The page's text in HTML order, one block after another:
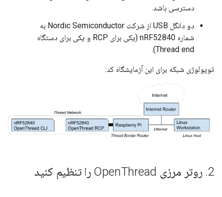
دسترسی باشد.
دو دانگل USB از شرکت Nordic Semiconductor به
شماره nRF52840 (یکی برای RCP و یکی برای دستگاه
Thread end).
توپولوژی شبکه برای این آزمایشگاه کد:
2
. روتر مرزی Open Thread را تنظیم کنید